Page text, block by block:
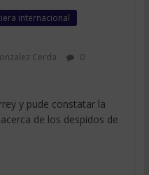
internacional
Cerda
0
y pude constatar la
de los despidos de